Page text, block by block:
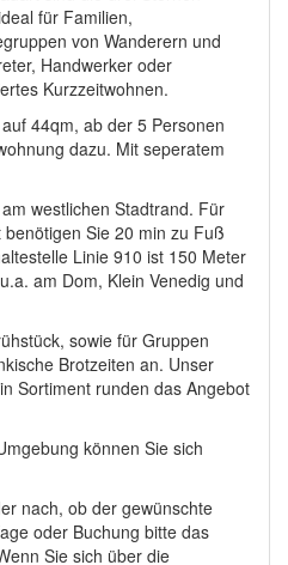
für Familien,
von Wanderern und
Handwerker oder
Kurzzeitwohnen.
44qm, ab der 5 Personen
dazu. Mit seperatem
westlichen Stadtrand. Für
Sie 20 min zu Fuß
Linie 910 ist 150 Meter
am Dom, Klein Venedig und
sowie für Gruppen
Brotzeiten an. Unser
Sortiment runden das Angebot
können Sie sich
nach, ob der gewünschte
oder Buchung bitte das
Sie sich über die